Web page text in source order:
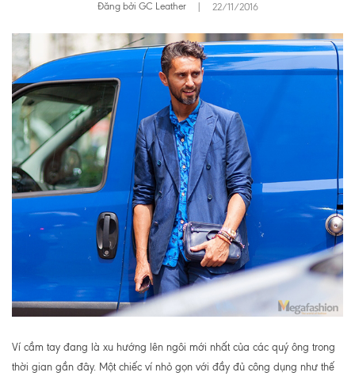
Đăng bởi GC Leather 22/11/2016
Ví cầm tay đang là xu hướng lên ngôi mới nhất của các quý ông trong
thời gian gần đây. Một chiếc ví nhỏ gọn với đầy đủ công dụng như thế